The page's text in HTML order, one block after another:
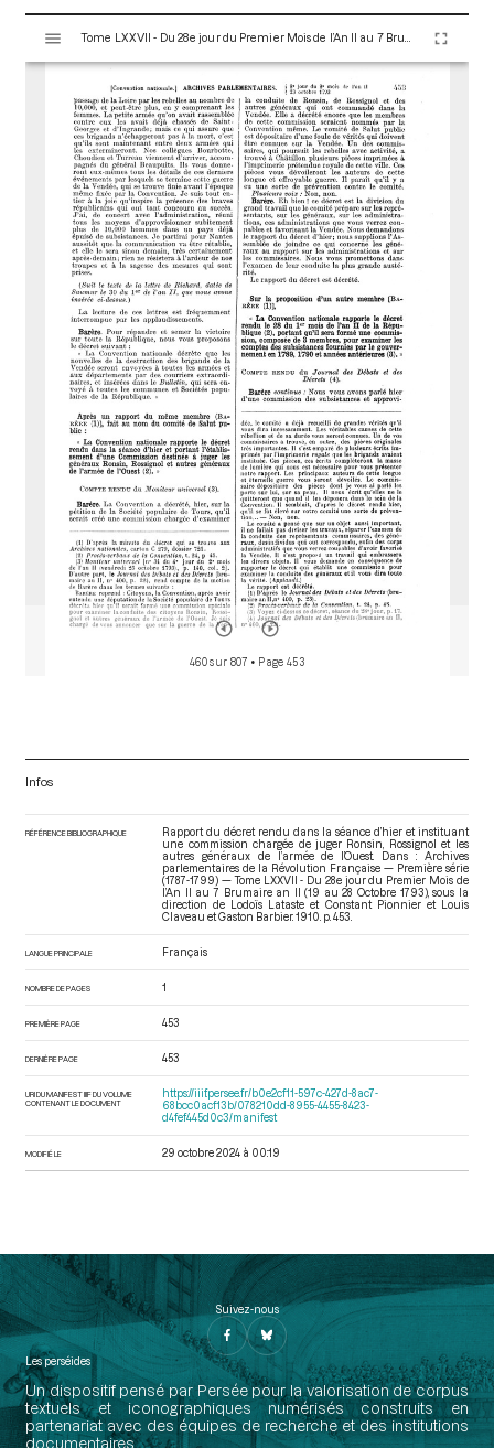
s
460 sur 807 • Page 453
Infos
RÉFÉRENCE BIBLIOGRAPHIQUE
Rapport du décret rendu dans la séance d’hier et instituant
une commission chargée de juger Ronsin, Rossignol et les
autres généraux de l’armée de l’Ouest. Dans : Archives
parlementaires de la Révolution Française — Première série
(1787-1799) — Tome LXXVII - Du 28e jour du Premier Mois de
l’An II au 7 Brumaire an II (19 au 28 Octobre 1793), sous la
direction de Lodoïs Lataste et Constant Pionnier et Louis
Claveau et Gaston Barbier. 1910. p. 453.
LANGUE PRINCIPALE Français
NOMBRE DE PAGES 1
PREMIÈRE PAGE 453
DERNIÈRE PAGE 453
URI DU MANIFEST IIIF DU VOLUME
CONTENANT LE DOCUMENT
https://iiif.persee.fr/b0e2cf11-597c-427d-8ac7-
68bcc0acf13b/078210dd-8955-4455-8423-
d4fef445d0c3/manifest
MODIFIÉ LE 29 octobre 2024 à 00:19
Suivez-nous
Les perséides
Un dispositif pensé par Persée pour la valorisation de corpus
textuels et iconographiques numérisés construits en
partenariat avec des équipes de recherche et des institutions
documentaires.